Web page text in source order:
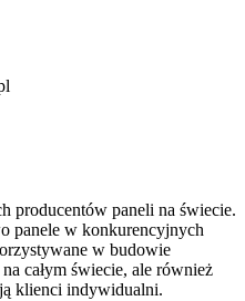
producentów paneli na świecie.
panele w konkurencyjnych
w budowie
całym świecie, ale również
klienci indywidualni.